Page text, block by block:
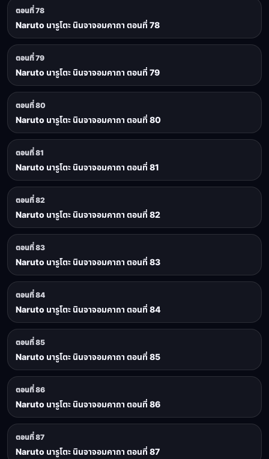
ตอนที่ 78
Naruto นารูโตะ นินจาจอมคาถา ตอนที่ 78
ตอนที่ 79
Naruto นารูโตะ นินจาจอมคาถา ตอนที่ 79
ตอนที่ 80
Naruto นารูโตะ นินจาจอมคาถา ตอนที่ 80
ตอนที่ 81
Naruto นารูโตะ นินจาจอมคาถา ตอนที่ 81
ตอนที่ 82
Naruto นารูโตะ นินจาจอมคาถา ตอนที่ 82
ตอนที่ 83
Naruto นารูโตะ นินจาจอมคาถา ตอนที่ 83
ตอนที่ 84
Naruto นารูโตะ นินจาจอมคาถา ตอนที่ 84
ตอนที่ 85
Naruto นารูโตะ นินจาจอมคาถา ตอนที่ 85
ตอนที่ 86
Naruto นารูโตะ นินจาจอมคาถา ตอนที่ 86
ตอนที่ 87
Naruto นารูโตะ นินจาจอมคาถา ตอนที่ 87